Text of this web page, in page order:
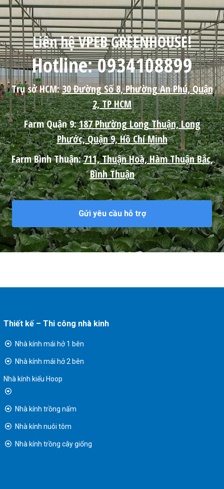
Liên hệ VPEB GREENHOUSE!
Hotline: 0934108899
Trụ sở HCM:30 Đường Số 8, Phường An Phú, Quận
2, TP HCM
Farm Quận 9:187 Phường Long Thuận, Long
Phước, Quận 9, Hồ Chí Minh
Farm Bình Thuận:711, Thuận Hoà, Hàm Thuận Bắc,
Bình Thuận
Gửi yêu cầu hỗ trợ
Thiết kế – Thi công nhà kinh
Nhà kính mái hở 1 bên
Nhà kính mái hở 2 bên
Nhà kính kiểu Hoop
Nhà kính trồng nấm
Nhà kính nuôi tôm
Nhà kính trồng cây giống